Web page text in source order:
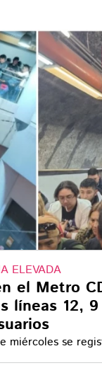
ante
en los
el acceso a las
ELEVADA
el Metro
líneas 12,
miércoles se
en trenes de